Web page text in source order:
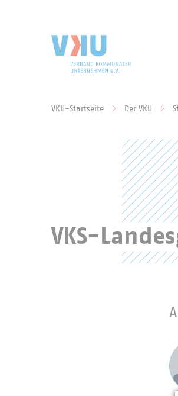
VKU-Startseite Der VKU
VKS-